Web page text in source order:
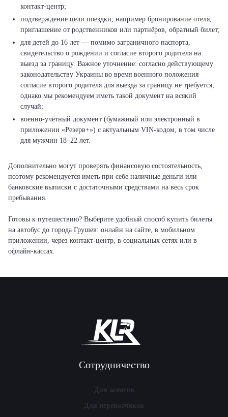
контакт-центр;
подтверждение цели поездки, например бронирование отеля,
приглашение от родственников или партнёров, обратный билет;
для детей до 16 лет — помимо заграничного паспорта,
свидетельство о рождении и согласие второго родителя на
выезд за границу. Важное уточнение: согласно действующему
законодательству Украины во время военного положения
согласие второго родителя для выезда за границу не требуется,
однако мы рекомендуем иметь такой документ на всякий
случай;
военно-учётный документ (бумажный или электронный в
приложении «Резерв+») с актуальным VIN-кодом, в том числе
для мужчин 18–22 лет.
Дополнительно могут проверять финансовую состоятельность,
поэтому рекомендуется иметь при себе наличные деньги или
банковские выписки с достаточными средствами на весь срок
пребывания.
Готовы к путешествию? Выберите удобный способ купить билеты
на автобус до города Грушев: онлайн на сайте, в мобильном
приложении, через контакт-центр, в социальных сетях или в
офлайн-кассах.
Сотрудничество
Для агентов
Для перевозчиков